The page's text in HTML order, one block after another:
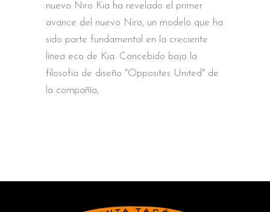
nuevo Niro Kia ha revelado el primer
avance del nuevo Niro, un modelo que ha
sido parte fundamental en la creciente
línea eco de Kia. Concebido bajo la
filosofía de diseño "Opposites United" de
la compañía,